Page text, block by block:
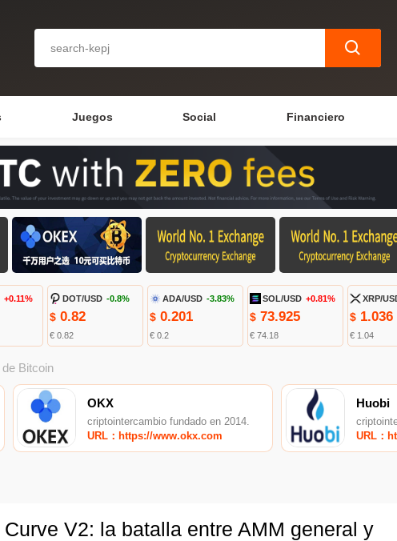
Juegos Social Financiero
+0.11% DOT/USD -0.8%
$0.82
€ 0.82
ADA/USD -3.83%
$0.201
€ 0.2
SOL/USD +0.81%
$ 73.925
€ 74.18
XRP/
$ 1.036
€ 1.04
Bitcoin
OKX
criptointercambio fundado en 2014.
URL：https://www.okx.com
Huobi
URL：
V2: la batalla entre AMM general y